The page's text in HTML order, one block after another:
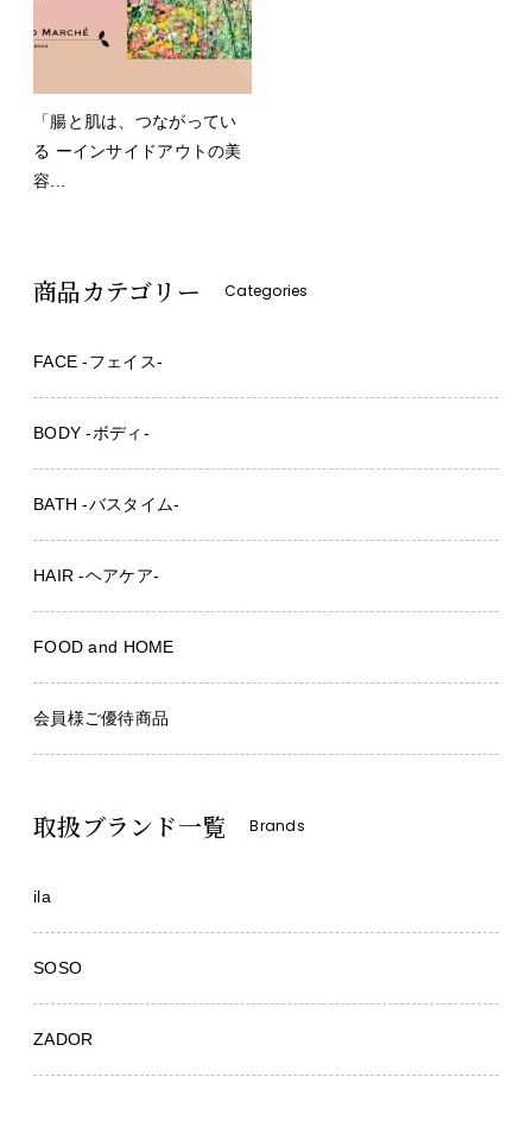
「腸と肌は、つながってい
る ーインサイドアウトの美
容...
商品カテゴリー Categories
FACE -フェイス-
BODY -ボディ-
BATH -バスタイム-
HAIR -ヘアケア-
FOOD and HOME
会員様ご優待商品
取扱ブランド一覧 Brands
ila
SOSO
ZADOR